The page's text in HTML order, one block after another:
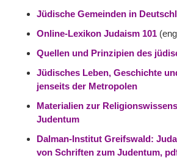
Jüdische Gemeinden in
Online-Lexikon Judaism 101
Quellen und Prinzipien des
Jüdisches Leben, Geschichte
jenseits der Metropolen
Materialien zur
Judentum
Dalman-Institut Greifswald:
von Schriften zum Judentum,